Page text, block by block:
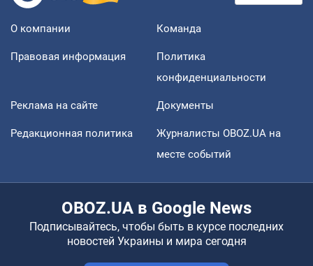
О компании Команда
Правовая информация
Политика
конфиденциальности
Реклама на сайте Документы
Редакционная политика
Журналисты OBOZ.UA на
месте событий
OBOZ.UA в Google News
Подписывайтесь, чтобы быть в курсе последних
новостей Украины и мира сегодня